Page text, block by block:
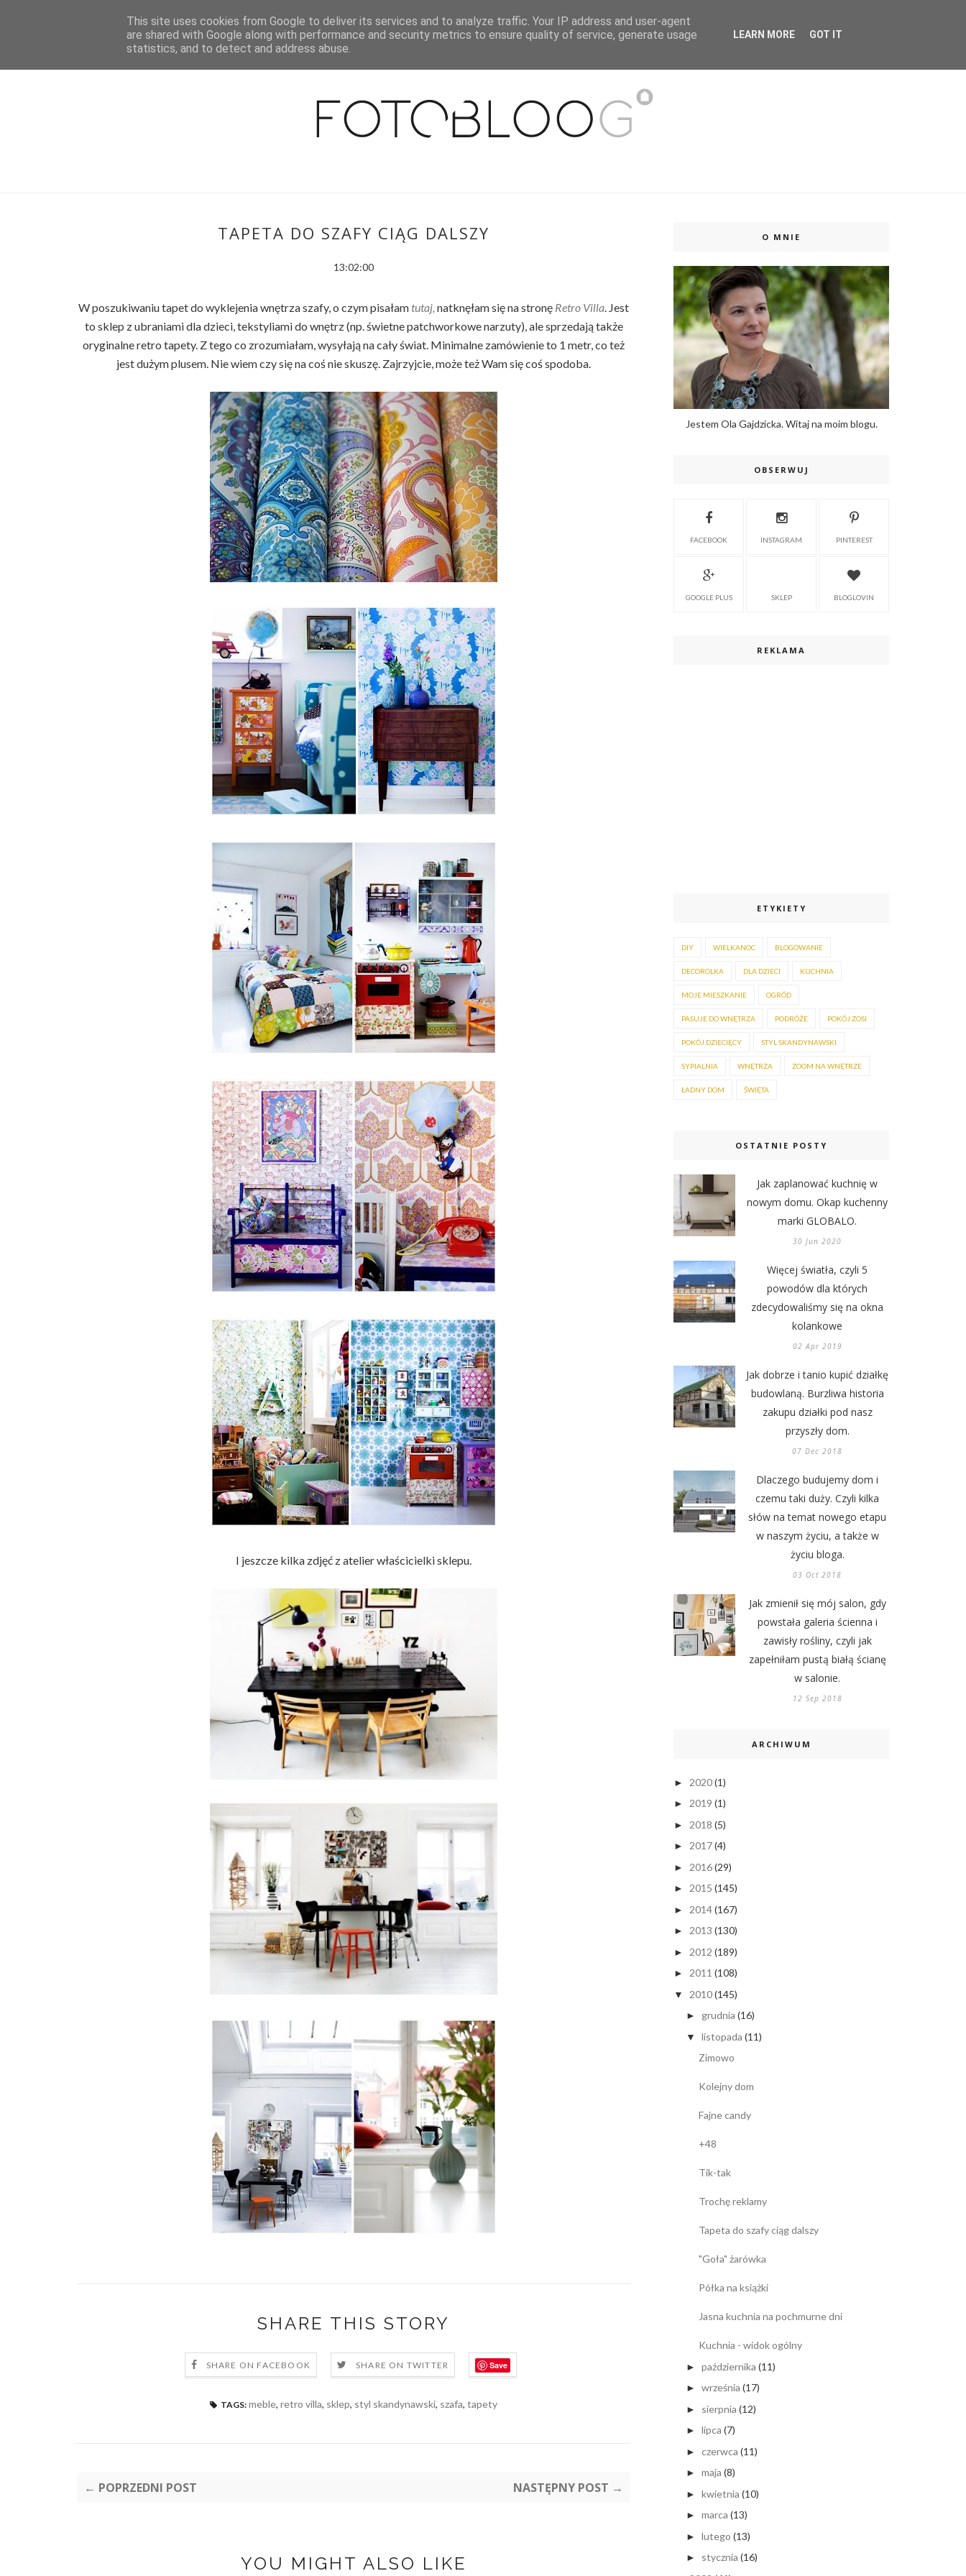
BLOG O MNIE WSPÓŁPRACA MOJE MIESZKANIE PUBLIKACJE ISSUU
TAPETA DO SZAFY CIĄG DALSZY
13:02:00
W poszukiwaniu tapet do wyklejenia wnętrza szafy, o czym pisałam tutaj, natknęłam się na stronę Retro Villa. Jest
to sklep z ubraniami dla dzieci, tekstyliami do wnętrz (np. świetne patchworkowe narzuty), ale sprzedają także
oryginalne retro tapety. Z tego co zrozumiałam, wysyłają na cały świat. Minimalne zamówienie to 1 metr, co też
jest dużym plusem. Nie wiem czy się na coś nie skuszę. Zajrzyjcie, może też Wam się coś spodoba.
I jeszcze kilka zdjęć z atelier właścicielki sklepu.
SHARE THIS STORY
SHARE ON FACEBOOK SHARE ON TWITTER Save
TAGS: meble, retro villa, sklep, styl skandynawski, szafa, tapety
← POPRZEDNI POST NASTĘPNY POST →
YOU MIGHT ALSO LIKE
O MNIE
Jestem Ola Gajdzicka. Witaj na moim blogu.
OBSERWUJ
FACEBOOK INSTAGRAM PINTEREST
GOOGLE PLUS SKLEP BLOGLOVIN
REKLAMA
ETYKIETY
DIY WIELKANOC BLOGOWANIE
DECOROLKA DLA DZIECI KUCHNIA
MOJE MIESZKANIE OGRÓD
PASUJE DO WNĘTRZA PODRÓŻE POKÓJ ZOSI
POKÓJ DZIECIĘCY STYL SKANDYNAWSKI
SYPIALNIA WNĘTRZA ZOOM NA WNĘTRZE
ŁADNY DOM ŚWIĘTA
OSTATNIE POSTY
Jak zaplanować kuchnię w
nowym domu. Okap kuchenny
marki GLOBALO.
30 Jun 2020
Więcej światła, czyli 5
powodów dla których
zdecydowaliśmy się na okna
kolankowe
02 Apr 2019
Jak dobrze i tanio kupić działkę
budowlaną. Burzliwa historia
zakupu działki pod nasz
przyszły dom.
07 Dec 2018
Dlaczego budujemy dom i
czemu taki duży. Czyli kilka
słów na temat nowego etapu
w naszym życiu, a także w
życiu bloga.
03 Oct 2018
Jak zmienił się mój salon, gdy
powstała galeria ścienna i
zawisły rośliny, czyli jak
zapełniłam pustą białą ścianę
w salonie.
12 Sep 2018
ARCHIWUM
► 2020(1)
► 2019 (1)
► 2018 (5)
► 2017(4)
► 2016(29)
► 2015 (145)
► 2014(167)
► 2013 (130)
► 2012 (189)
► 2011 (108)
▼ 2010(145)
► grudnia (16)
▼ listopada (11)
Zimowo
Kolejny dom
Fajne candy
+48
Tik-tak
Trochę reklamy
Tapeta do szafy ciąg dalszy
"Goła" żarówka
Półka na książki
Jasna kuchnia na pochmurne dni
Kuchnia - widok ogólny
► października (11)
► września (17)
► sierpnia (12)
► lipca (7)
► czerwca (11)
► maja (8)
► kwietnia (10)
► marca (13)
► lutego (13)
► stycznia (16)
This site uses cookies from Google to deliver its services and to analyze traffic. Your IP address and user-agent
are shared with Google along with performance and security metrics to ensure quality of service, generate usage
statistics, and to detect and address abuse.
LEARN MORE GOT IT